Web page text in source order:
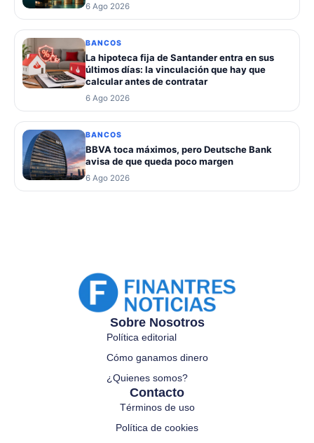
6 Ago 2026
BANCOS
La hipoteca fija de Santander entra en sus
últimos días: la vinculación que hay que
calcular antes de contratar
6 Ago 2026
BANCOS
BBVA toca máximos, pero Deutsche Bank
avisa de que queda poco margen
6 Ago 2026
Sobre Nosotros
Política editorial
Cómo ganamos dinero
¿Quienes somos?
Contacto
Términos de uso
Política de cookies